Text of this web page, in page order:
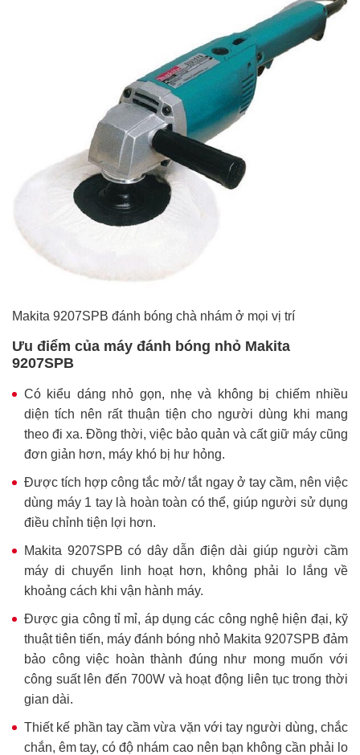
Makita 9207SPB đánh bóng chà nhám ở mọi vị trí
Ưu điểm của máy đánh bóng nhỏ Makita
9207SPB
Có kiểu dáng nhỏ gọn, nhẹ và không bị chiếm nhiều
diện tích nên rất thuận tiện cho người dùng khi mang
theo đi xa. Đồng thời, việc bảo quản và cất giữ máy cũng
đơn giản hơn, máy khó bị hư hỏng.
Được tích hợp công tắc mở/ tắt ngay ở tay cầm, nên việc
dùng máy 1 tay là hoàn toàn có thể, giúp người sử dụng
điều chỉnh tiện lợi hơn.
Makita 9207SPB có dây dẫn điện dài giúp người cầm
máy di chuyển linh hoạt hơn, không phải lo lắng về
khoảng cách khi vận hành máy.
Được gia công tỉ mỉ, áp dụng các công nghệ hiện đại, kỹ
thuật tiên tiến, máy đánh bóng nhỏ Makita 9207SPB đảm
bảo công việc hoàn thành đúng như mong muốn với
công suất lên đến 700W và hoạt động liên tục trong thời
gian dài.
Thiết kế phần tay cầm vừa vặn với tay người dùng, chắc
chắn, êm tay, có độ nhám cao nên bạn không cần phải lo